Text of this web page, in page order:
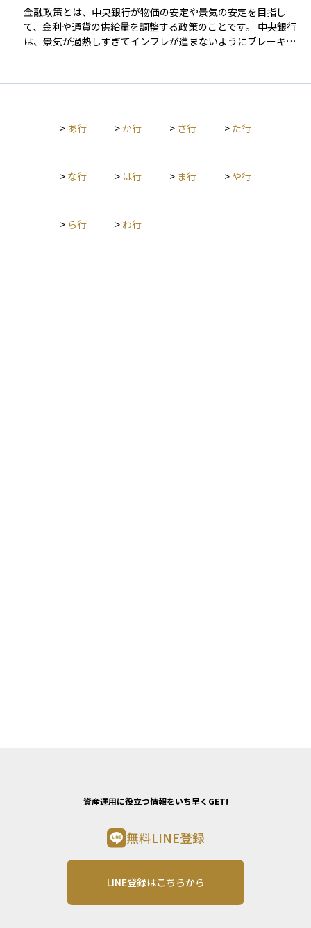
感覚”を反映するため、景気の先行指標として非常に注目されて
います。 PMIには主に以下の2種類があります： - 製造業PMI：
工場の生産活動の活発さを測る指標。景気の先行きを占う意味
で特に重視されます。 - サービス業PMI：サービス業の活動状況
が市場予想を下回れば、景気減速への懸念から株価が下落する
ことがあります。 このように、PMIは景気の“スピードメータ
金融政策とは、中央銀行が物価の安定や景気の安定を目指し
て、金利や通貨の供給量を調整する政策のことです。 中央銀行
は、景気が過熱しすぎてインフレが進まないようにブレーキを
融政策の手段には、以下のようなものがあります： - 政策金利
を売買することで、市場の資金量を調整します。 - 預金準備率
は、株式や債券、為替市場にも大きな影響を与えます。たとえ
なることもあります。 このように、金融政策の動向は資産運用
において非常に重要なファクターであり、中央銀行の声明や会
> あ行 >か行 > さ行 > た行
> な行 > は行 > ま行 > や行
> ら行 > わ行
資産運用に役立つ情報をいち早くGET!
無料LINE登録
LINE登録はこちらから